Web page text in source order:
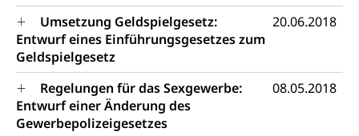
Umsetzung Geldspielgesetz:
Entwurf eines Einführungsgesetzes zum
Geldspielgesetz
20.06.2018
Regelungen für das Sexgewerbe:
Entwurf einer Änderung des
Gewerbepolizeigesetzes
08.05.2018
ÖREB-Kataster
Grundeigentümerabfrage
Energie
Strom, Energieversorgung, Stromversorgung,
Energieverbrauch, Stromverbrauch, Energiequelle,
Windenergie, Wasserkraft, Sonnenenergie, fossile
Energie, erneuerbare Energie, Biomasse
Energiefachstellenkonferenz Zentralschweiz
Grundbuch